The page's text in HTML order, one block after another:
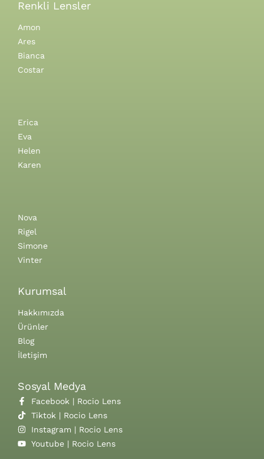
Renkli Lensler
Amon
Ares
Bianca
Costar
Erica
Eva
Helen
Karen
Nova
Rigel
Simone
Vinter
Kurumsal
Hakkımızda
Ürünler
Blog
İletişim
Sosyal Medya
Facebook | Rocio Lens
Tiktok | Rocio Lens
Instagram | Rocio Lens
Youtube | Rocio Lens